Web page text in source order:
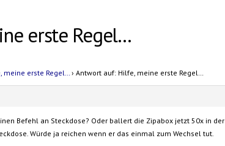
erste Regel…
meine erste Regel… › Antwort auf: Hilfe, meine erste Regel…
Befehl an Steckdose? Oder ballert die Zipabox jetzt 50x in der
Würde ja reichen wenn er das einmal zum Wechsel tut.